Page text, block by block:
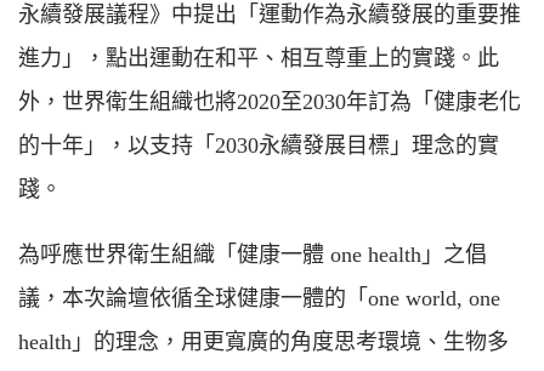
永續發展議程》中提出「運動作為永續發展的重要推
進力」，點出運動在和平、相互尊重上的實踐。此
外，世界衛生組織也將2020至2030年訂為「健康老化
的十年」，以支持「2030永續發展目標」理念的實
踐。
為呼應世界衛生組織「健康一體 one health」之倡
議，本次論壇依循全球健康一體的「one world, one
health」的理念，用更寬廣的角度思考環境、生物多